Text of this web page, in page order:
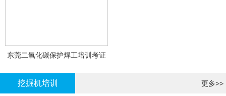
东莞二氧化碳保护焊工培训考证
挖掘机培训 更多>>